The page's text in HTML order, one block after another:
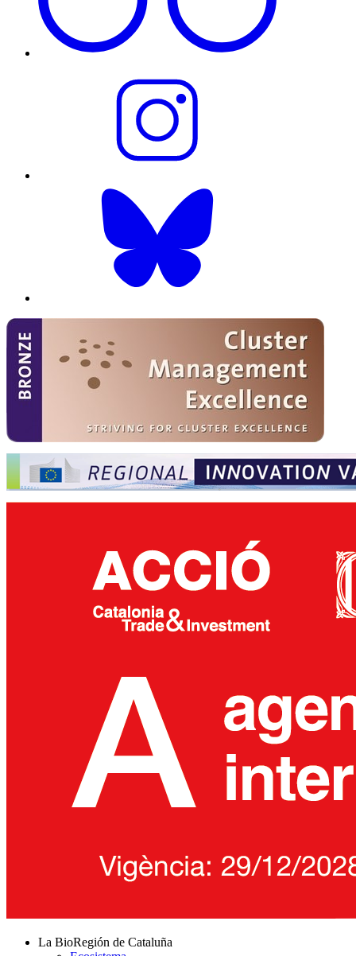
La BioRegión de Cataluña